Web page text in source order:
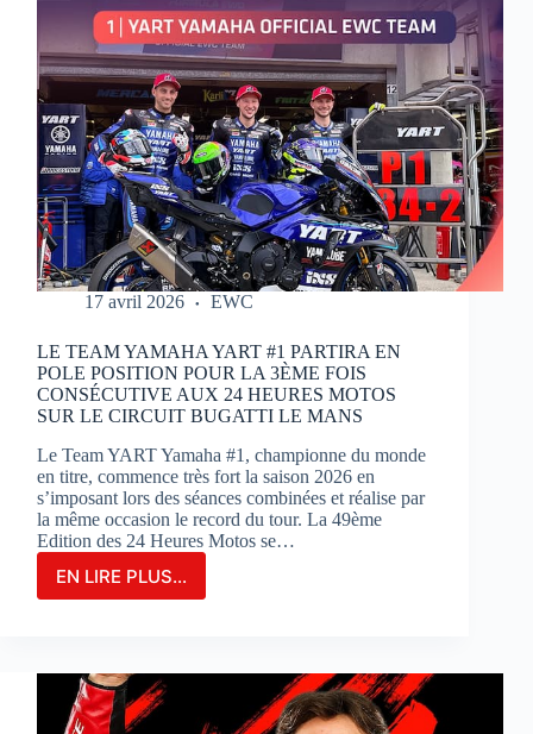
17 avril 2026 EWC
LE TEAM YAMAHA YART #1 PARTIRA EN
POLE POSITION POUR LA 3ÈME FOIS
CONSÉCUTIVE AUX 24 HEURES MOTOS
SUR LE CIRCUIT BUGATTI LE MANS
Le Team YART Yamaha #1, championne du monde
en titre, commence très fort la saison 2026 en
s’imposant lors des séances combinées et réalise par
la même occasion le record du tour. La 49ème
Edition des 24 Heures Motos se…
EN LIRE PLUS...
LE
#1
PARTIRA
EN